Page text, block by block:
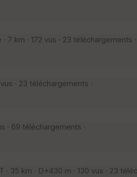
7 km · 172 vus · 23 téléchargements ·
· 23 téléchargements ·
· 69 téléchargements ·
· 35 km · D+430 m · 130 vus · 23